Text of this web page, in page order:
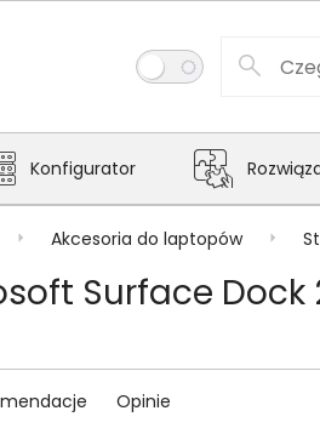
Konfigurator
Akcesoria do laptopów
Surface Dock
Opinie